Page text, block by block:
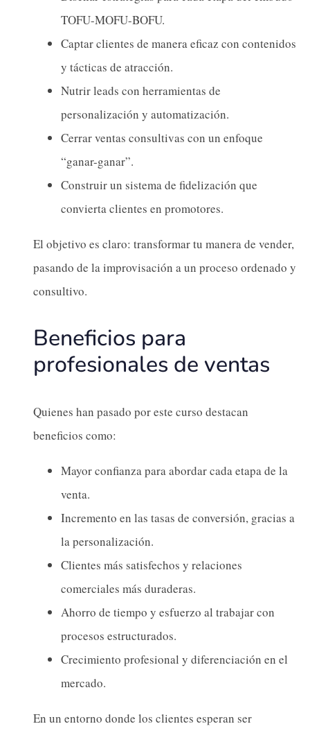
TOFU-MOFU-BOFU.
Captar clientes de manera eficaz con contenidos
y tácticas de atracción.
Nutrir leads con herramientas de
personalización y automatización.
Cerrar ventas consultivas con un enfoque
“ganar-ganar”.
Construir un sistema de fidelización que
convierta clientes en promotores.
El objetivo es claro: transformar tu manera de vender,
pasando de la improvisación a un proceso ordenado y
consultivo.
Beneficios para
profesionales de ventas
Quienes han pasado por este curso destacan
beneficios como:
Mayor confianza para abordar cada etapa de la
venta.
Incremento en las tasas de conversión, gracias a
la personalización.
Clientes más satisfechos y relaciones
comerciales más duraderas.
Ahorro de tiempo y esfuerzo al trabajar con
procesos estructurados.
Crecimiento profesional y diferenciación en el
mercado.
En un entorno donde los clientes esperan ser